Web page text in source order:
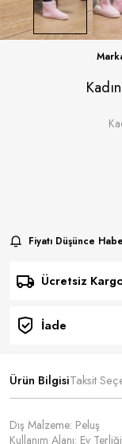
Fiyatı Düşünce
Ücretsiz
İade
Ürün BilgisiTaksit
Dış Malzeme: Peluş
Kullanım Alanı: Ev Terliği